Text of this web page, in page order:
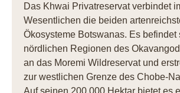
Das Khwai Privatreservat verbindet
Wesentlichen die beiden
Ökosysteme Botswanas. Es befindet
nördlichen Regionen des
an das Moremi Wildreservat und
zur westlichen Grenze des Chobe-
Auf seinen 200.000 Hektar bietet es